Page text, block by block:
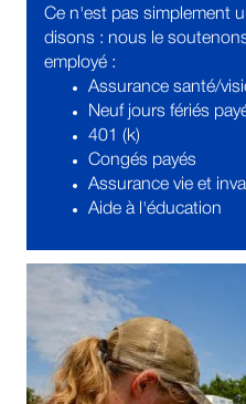
Ce n'est pas simplement
disons : nous le
employé :
Assurance santé/
Neuf jours fériés
401 (k)
Congés payés
Assurance vie et
Aide à l'éducation